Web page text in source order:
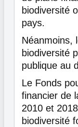
biodiversité
pays.
Néanmoins,
biodiversité
publique au
Le Fonds
financier de
2010 et
biodiversité